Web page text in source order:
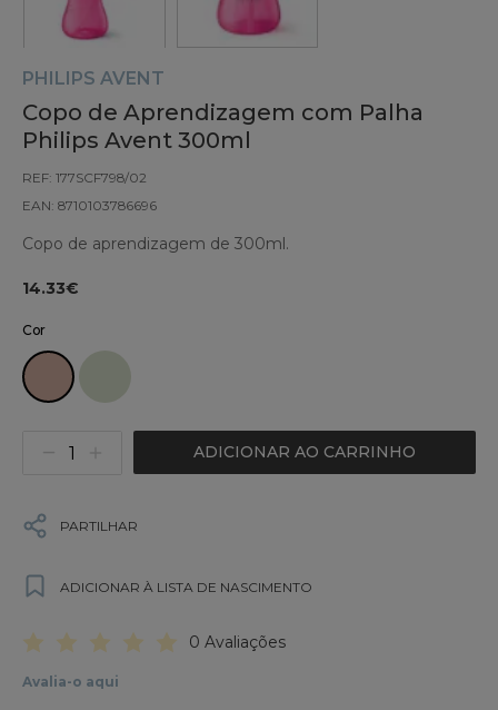
PHILIPS AVENT
Copo de Aprendizagem com Palha
Philips Avent 300ml
REF: 177SCF798/02
EAN: 8710103786696
Copo de aprendizagem de 300ml.
14.33€
Cor
ADICIONAR AO CARRINHO
PARTILHAR
ADICIONAR À LISTA DE NASCIMENTO
0 Avaliações
Avalia-o aqui